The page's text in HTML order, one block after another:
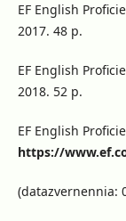
EF English
2017. 48 p.
EF English
2018. 52 p.
EF English
https://
(datazvernennia: